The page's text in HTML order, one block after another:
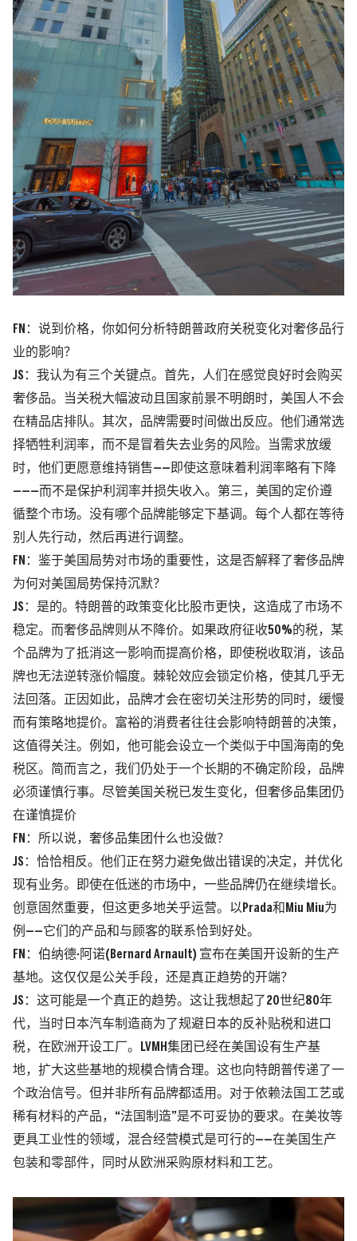
FN：说到价格，你如何分析特朗普政府关税变化对奢侈品行
业的影响？
JS：我认为有三个关键点。首先，人们在感觉良好时会购买
奢侈品。当关税大幅波动且国家前景不明朗时，美国人不会
在精品店排队。其次，品牌需要时间做出反应。他们通常选
择牺牲利润率，而不是冒着失去业务的风险。当需求放缓
时，他们更愿意维持销售——即使这意味着利润率略有下降
———而不是保护利润率并损失收入。第三，美国的定价遵
循整个市场。没有哪个品牌能够定下基调。每个人都在等待
别人先行动，然后再进行调整。
FN：鉴于美国局势对市场的重要性，这是否解释了奢侈品牌
为何对美国局势保持沉默？
JS：是的。特朗普的政策变化比股市更快，这造成了市场不
稳定。而奢侈品牌则从不降价。如果政府征收50%的税，某
个品牌为了抵消这一影响而提高价格，即使税收取消，该品
牌也无法逆转涨价幅度。棘轮效应会锁定价格，使其几乎无
法回落。正因如此，品牌才会在密切关注形势的同时，缓慢
而有策略地提价。富裕的消费者往往会影响特朗普的决策，
这值得关注。例如，他可能会设立一个类似于中国海南的免
税区。简而言之，我们仍处于一个长期的不确定阶段，品牌
必须谨慎行事。尽管美国关税已发生变化，但奢侈品集团仍
在谨慎提价
FN：所以说，奢侈品集团什么也没做？
JS：恰恰相反。他们正在努力避免做出错误的决定，并优化
现有业务。即使在低迷的市场中，一些品牌仍在继续增长。
创意固然重要，但这更多地关乎运营。以Prada和Miu Miu为
例——它们的产品和与顾客的联系恰到好处。
FN：伯纳德·阿诺(Bernard Arnault) 宣布在美国开设新的生产
基地。这仅仅是公关手段，还是真正趋势的开端？
JS：这可能是一个真正的趋势。这让我想起了20世纪80年
代，当时日本汽车制造商为了规避日本的反补贴税和进口
税，在欧洲开设工厂。LVMH集团已经在美国设有生产基
地，扩大这些基地的规模合情合理。这也向特朗普传递了一
个政治信号。但并非所有品牌都适用。对于依赖法国工艺或
稀有材料的产品，“法国制造”是不可妥协的要求。在美妆等
更具工业性的领域，混合经营模式是可行的——在美国生产
包装和零部件，同时从欧洲采购原材料和工艺。